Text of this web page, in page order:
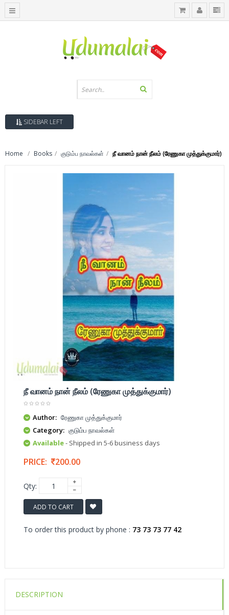
SIDEBAR LEFT
Home Books குடும்ப நாவல்கள் நீ வானம் நான் நீலம் (ரேணுகா முத்துக்குமார்)
நீ வானம் நான் நீலம் (ரேணுகா முத்துக்குமார்)
Author: ரேணுகா முத்துக்குமார்
Category: குடும்ப நாவல்கள்
Available- Shipped in 5-6 business days
PRICE: 200.00
Qty:
ADD TO CART
To order this product by phone : 73 73 73 77 42
DESCRIPTION